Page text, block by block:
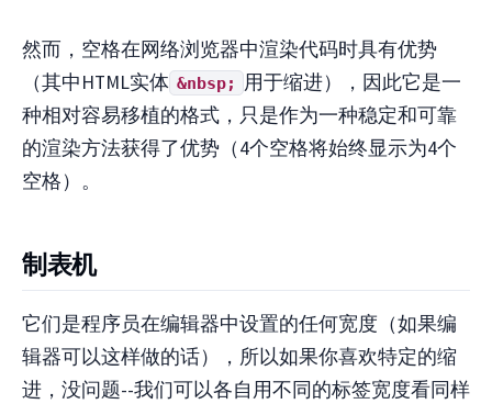
然而，空格在网络浏览器中渲染代码时具有优势
（其中HTML实体 &nbsp;
用于缩进），因此它是一
种相对容易移植的格式，只是作为一种稳定和可靠
的渲染方法获得了优势（4个空格将始终显示为4个
空格）。
制表机
它们是程序员在编辑器中设置的任何宽度（如果编
辑器可以这样做的话），所以如果你喜欢特定的缩
进，没问题--我们可以各自用不同的标签宽度看同样